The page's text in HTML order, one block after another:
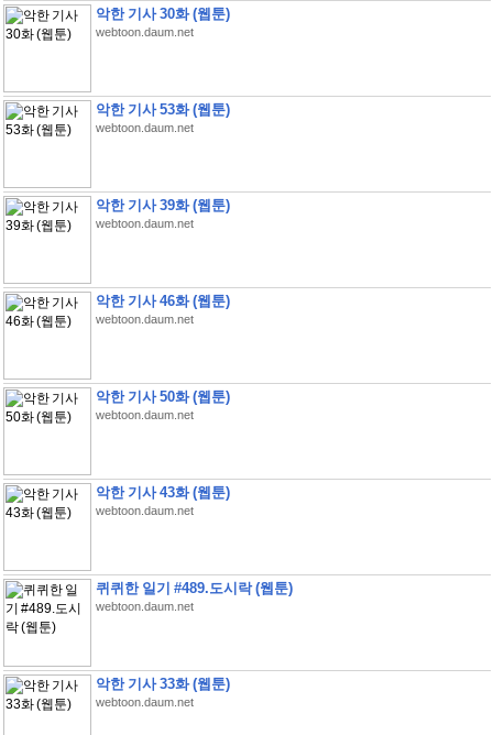
악한 기사 30화 (웹툰)
webtoon.daum.net
악한 기사 53화 (웹툰)
webtoon.daum.net
악한 기사 39화 (웹툰)
webtoon.daum.net
악한 기사 46화 (웹툰)
webtoon.daum.net
악한 기사 50화 (웹툰)
webtoon.daum.net
악한 기사 43화 (웹툰)
webtoon.daum.net
퀴퀴한 일기 #489.도시락 (웹툰)
webtoon.daum.net
악한 기사 33화 (웹툰)
webtoon.daum.net